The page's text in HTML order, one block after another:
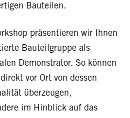
Bauteilen.
präsentieren wir Ihnen
Bauteilgruppe als
Demonstrator. So können
vor Ort von dessen
überzeugen,
im Hinblick auf das